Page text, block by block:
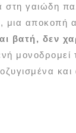
γαιώδη
αποκοπή
βατή, δεν
μονοδρομεί